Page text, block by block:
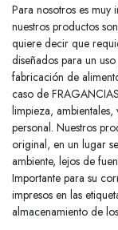
Para nosotros es muy
nuestros productos
quiere decir que
diseñados para un
fabricación de
caso de
limpieza,
personal. Nuestros
original, en un lugar
ambiente, lejos de
Importante para su
impresos en las
almacenamiento de